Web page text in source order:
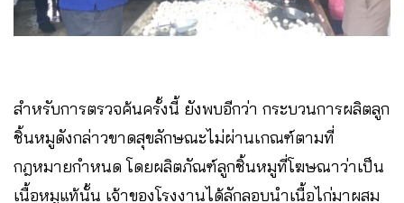
สำหรับการตรวจค้นครั้งนี้ ยังพบอีกว่า กระบวนการผลิตลูก
ชิ้นหมูดังกล่าวขาดสุขลักษณะไม่ผ่านเกณฑ์ตามที่
กฎหมายกำหนด โดยผลิตภัณฑ์ลูกชิ้นหมูที่โฆษณาว่าเป็น
เนื้อหมูแท้นั้น เจ้าของโรงงานได้ลักลอบนำเนื้อไก่มาผสม